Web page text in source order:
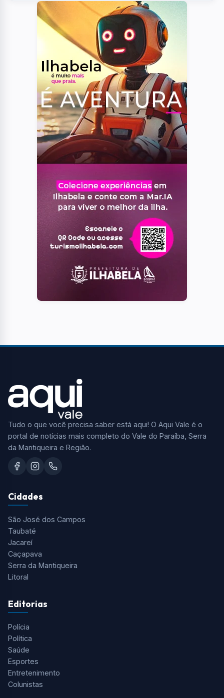
Tudo o que você precisa saber está aqui! O Aqui Vale é o
portal de notícias mais completo do Vale do Paraíba, Serra
da Mantiqueira e Região.
Cidades
São José dos Campos
Taubaté
Jacareí
Caçapava
Serra da Mantiqueira
Litoral
Editorias
Polícia
Política
Saúde
Esportes
Entretenimento
Colunistas